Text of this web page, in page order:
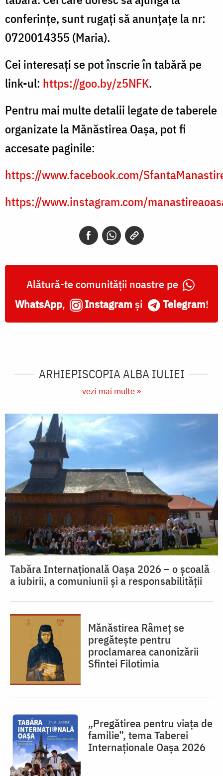
conferințe, sunt rugați să anunțațe la nr:
0720014355 (Maria).
Cei interesați se pot înscrie în tabără pe
link-ul: https://goo.by/z5NFK.
Pentru mai multe detalii legate de taberele
organizate la Mănăstirea Oașa, pot fi
accesate paginile:
https://www.facebook.com/
https://www.instagram.com/
Alătură-te comunității noastre pe
WhatsApp, Instagram și Telegram!
ARHIEPISCOPIA ALBA IULIEI
vezi mai multe »
Tabăra Internațională Oașa 2026 – o școală
a iubirii, a comuniunii și a responsabilității
Mănăstirea Râmeț se
pregătește pentru
proclamarea canonizării
Sfintei Filotimia
„Pregătirea pentru viața de
familie”, tema Taberei
Internaționale Oașa 2026